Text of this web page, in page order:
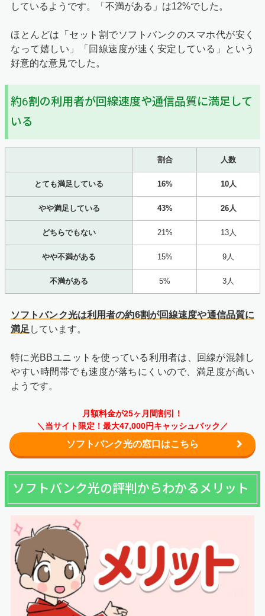
しているようです。「不満がある」は12%でした。
ほとんどは「セット割でソフトバンクのスマホ代が安く
なって嬉しい」「回線速度が速く安定している」という
好意的な意見でした。
約6割の利用者が回線速度や通信品質に満足して
いる
割合 人数
とても満足している 16% 10人
やや満足している 43% 26人
どちらでもない 21% 13人
やや不満がある 15% 9人
不満がある 5% 3人
ソフトバンク光は利用者の約6割が回線速度や通信品質に
満足 しています。
特に光BBユニットを使っている利用者は、回線が混雑し
やすい時間帯でも速度が落ちにくいので、満足度が高い
ようです。
月額料金が25ヶ月間割引！
＼当サイト限定！最大47,000円キャッシュバック／
ソフトバンク光の窓口はこちら
ソフトバンク光の評判からわかるメリット